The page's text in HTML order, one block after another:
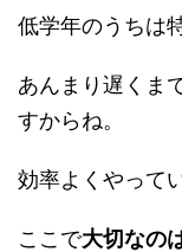
低学年のうちは
あんまり遅くま
すからね。
効率よくやって
ここで大切なの